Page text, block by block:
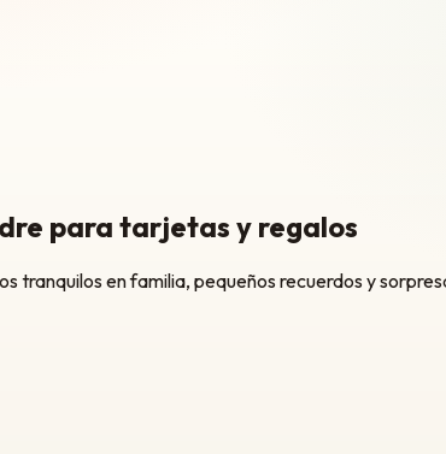
para tarjetas y regalos
tranquilos en familia, pequeños recuerdos y